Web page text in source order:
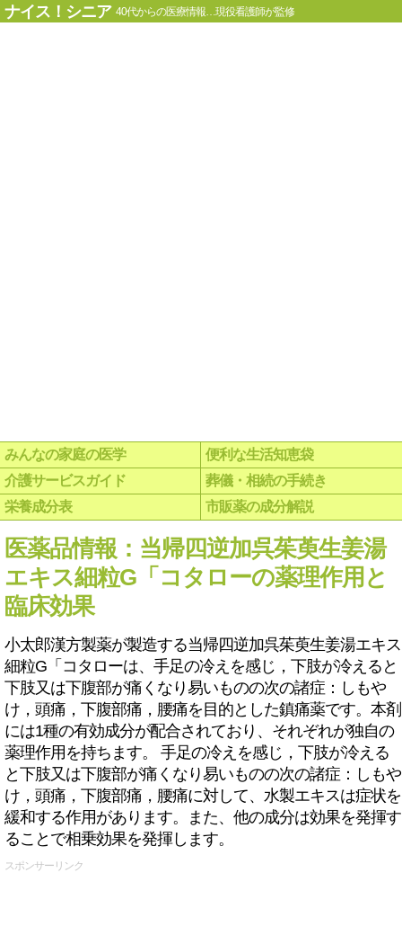
ナイス！シニア 40代からの医療情報…現役看護師が監修
みんなの家庭の医学
便利な生活知恵袋
介護サービスガイド
葬儀・相続の手続き
栄養成分表
市販薬の成分解説
医薬品情報：当帰四逆加呉茱萸生姜湯
エキス細粒G「コタローの薬理作用と
臨床効果
小太郎漢方製薬が製造する当帰四逆加呉茱萸生姜湯エキス
細粒G「コタローは、手足の冷えを感じ，下肢が冷えると
下肢又は下腹部が痛くなり易いものの次の諸症：しもや
け，頭痛，下腹部痛，腰痛を目的とした鎮痛薬です。本剤
には1種の有効成分が配合されており、それぞれが独自の
薬理作用を持ちます。 手足の冷えを感じ，下肢が冷える
と下肢又は下腹部が痛くなり易いものの次の諸症：しもや
け，頭痛，下腹部痛，腰痛に対して、水製エキスは症状を
緩和する作用があります。また、他の成分は効果を発揮す
ることで相乗効果を発揮します。
スポンサーリンク